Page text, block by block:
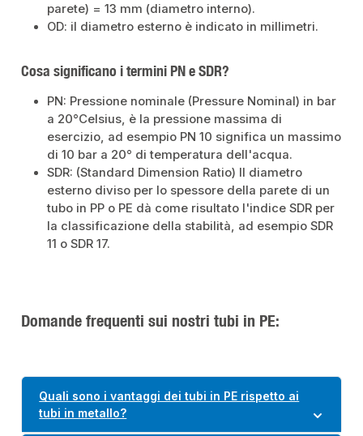
parete) = 13 mm (diametro interno).
OD: il diametro esterno è indicato in millimetri.
Cosa significano i termini PN e SDR?
PN: Pressione nominale (Pressure Nominal) in bar
a 20°Celsius, è la pressione massima di
esercizio, ad esempio PN 10 significa un massimo
di 10 bar a 20° di temperatura dell'acqua.
SDR: (Standard Dimension Ratio) Il diametro
esterno diviso per lo spessore della parete di un
tubo in PP o PE dà come risultato l'indice SDR per
la classificazione della stabilità, ad esempio SDR
11 o SDR 17.
Domande frequenti sui nostri tubi in PE:
Quali sono i vantaggi dei tubi in PE rispetto ai
tubi in metallo?